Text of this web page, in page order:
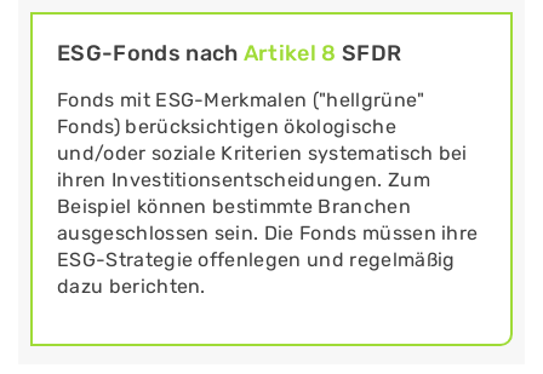
ESG-Fonds nach Artikel 8 SFDR
Fonds mit ESG-Merkmalen ("hellgrüne"
Fonds) berücksichtigen ökologische
und/oder soziale Kriterien systematisch bei
ihren Investitionsentscheidungen. Zum
Beispiel können bestimmte Branchen
ausgeschlossen sein. Die Fonds müssen ihre
ESG-Strategie offenlegen und regelmäßig
dazu berichten.